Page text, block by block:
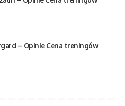
– Opinie Cena treningów